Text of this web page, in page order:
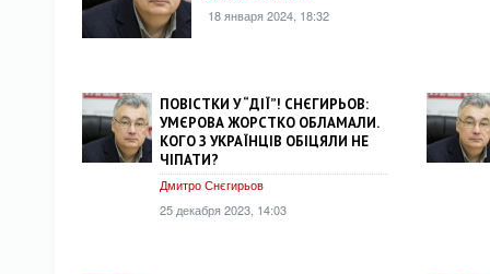
18 января 2024, 18:32
ПОВІСТКИ У “ДІЇ”! СНЄГИРЬОВ:
УМЄРОВА ЖОРСТКО ОБЛАМАЛИ.
КОГО З УКРАЇНЦІВ ОБІЦЯЛИ НЕ
ЧІПАТИ?
Дмитро Снєгирьов
25 декабря 2023, 14:03